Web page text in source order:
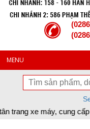
MENU
máy, cung cấp đồ chơi